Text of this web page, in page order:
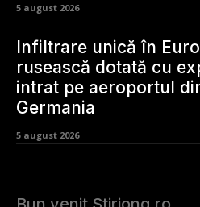
5 august 2026
Infiltrare unică în
rusească dotată cu
intrat pe aeroportul
Germania
5 august 2026